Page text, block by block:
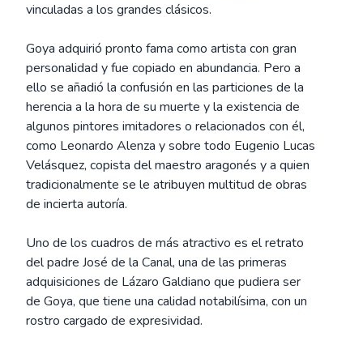
vinculadas a los grandes clásicos.
Goya adquirió pronto fama como artista con gran
personalidad y fue copiado en abundancia. Pero a
ello se añadió la confusión en las particiones de la
herencia a la hora de su muerte y la existencia de
algunos pintores imitadores o relacionados con él,
como Leonardo Alenza y sobre todo Eugenio Lucas
Velásquez, copista del maestro aragonés y a quien
tradicionalmente se le atribuyen multitud de obras
de incierta autoría.
Uno de los cuadros de más atractivo es el retrato
del padre José de la Canal, una de las primeras
adquisiciones de Lázaro Galdiano que pudiera ser
de Goya, que tiene una calidad notabilísima, con un
rostro cargado de expresividad.